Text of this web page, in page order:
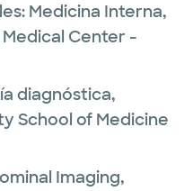
Medicina Interna,
Center -
diagnóstica,
School of Medicine
Imaging,